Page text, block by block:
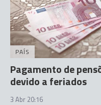
PAÍS
Pagamento de
devido a feriados
3 Abr 20:16